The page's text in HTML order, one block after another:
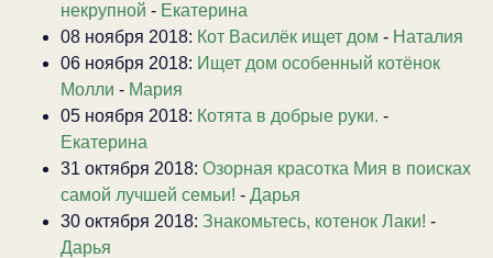
некрупной - Екатерина
08 ноября 2018: Кот Василёк ищет дом - Наталия
06 ноября 2018: Ищет дом особенный котёнок
Молли - Мария
05 ноября 2018: Котята в добрые руки. -
Екатерина
31 октября 2018: Озорная красотка Мия в поисках
самой лучшей семьи! - Дарья
30 октября 2018: Знакомьтесь, котенок Лаки! -
Дарья